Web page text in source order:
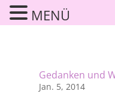
Gedanken und
Jan. 5, 2014
MENÜ